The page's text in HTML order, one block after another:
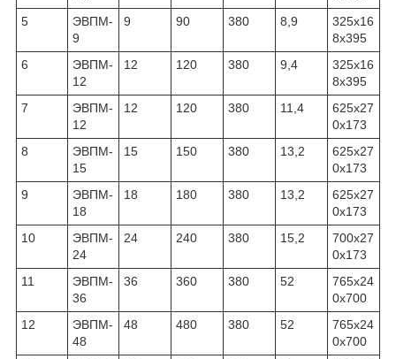
5
ЭВПМ-
9
9 90 380 8,9
325х16
8х395
6
ЭВПМ-
12
12 120 380 9,4
325х16
8х395
7
ЭВПМ-
12
12 120 380 11,4
625х27
0х173
8
ЭВПМ-
15
15 150 380 13,2
625х27
0х173
9
ЭВПМ-
18
18 180 380 13,2
625х27
0х173
10
ЭВПМ-
24
24 240 380 15,2
700х27
0х173
11
ЭВПМ-
36
36 360 380 52
765х24
0х700
12
ЭВПМ-
48
48 480 380 52
765х24
0х700